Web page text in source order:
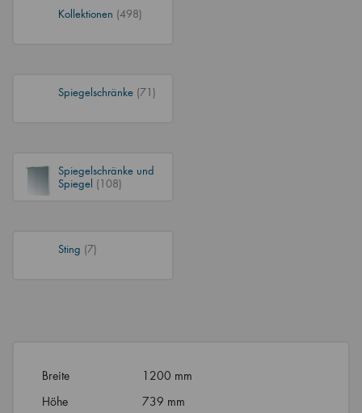
Kollektionen (498)
Spiegelschränke (71)
Spiegelschränke und
Spiegel (108)
Sting (7)
Breite
1200 mm
Höhe
739 mm